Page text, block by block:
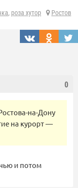
, роза хутор
Ростов
0
на-Дону
на курорт —
и потом